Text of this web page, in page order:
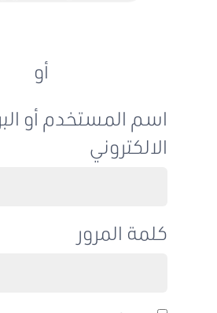
اسم المستخدم أو البريد
الالكتروني
كلمة المرور